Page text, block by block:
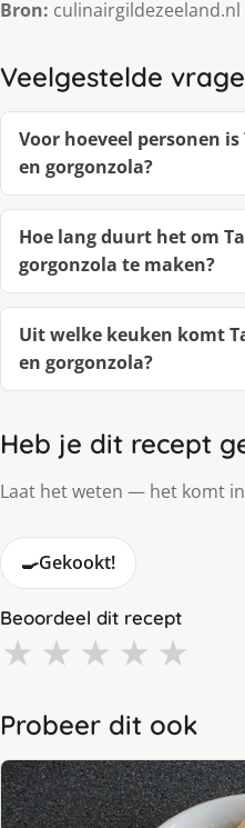
Bron: culinairgildezeeland.nl
Veelgestelde
Voor hoeveel personen
en gorgonzola?
Hoe lang duurt het om
gorgonzola te maken?
Uit welke keuken komt
en gorgonzola?
Heb je dit recept
Laat het weten — het komt
🍳Gekookt!
Beoordeel dit recept
★ ★ ★ ★ ★
Probeer dit ook